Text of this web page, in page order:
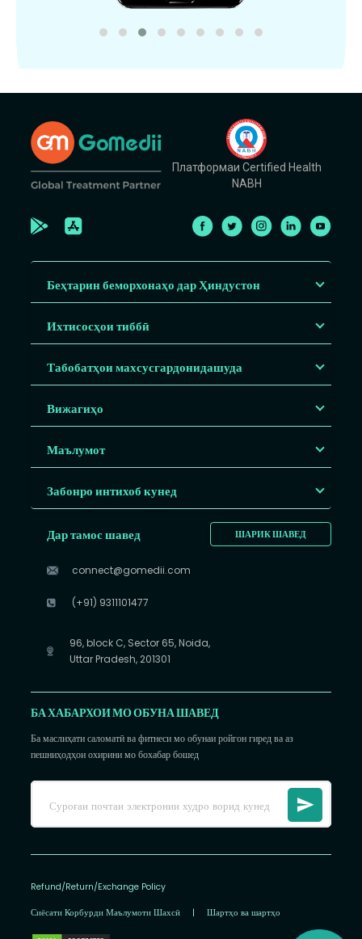
Платформаи Certified Health
NABH
Беҳтарин беморхонаҳо дар Ҳиндустон
Ихтисосҳои тиббӣ
Табобатҳои махсусгардонидашуда
Вижагиҳо
Маълумот
Забонро интихоб кунед
ШАРИК ШАВЕД
Дар тамос шавед
connect@gomedii.com
(+91) 9311101477
96, block C, Sector 65, Noida,
Uttar Pradesh, 201301
БА ХАБАРХОИ МО ОБУНА ШАВЕД
Ба маслиҳати саломатӣ ва фитнеси мо обунаи ройгон гиред ва аз
пешниҳодҳои охирини мо бохабар бошед
Refund/Return/Exchange Policy
Сиёсати Корбурди Маълумоти Шахсӣ | Шартҳо ва шартҳо